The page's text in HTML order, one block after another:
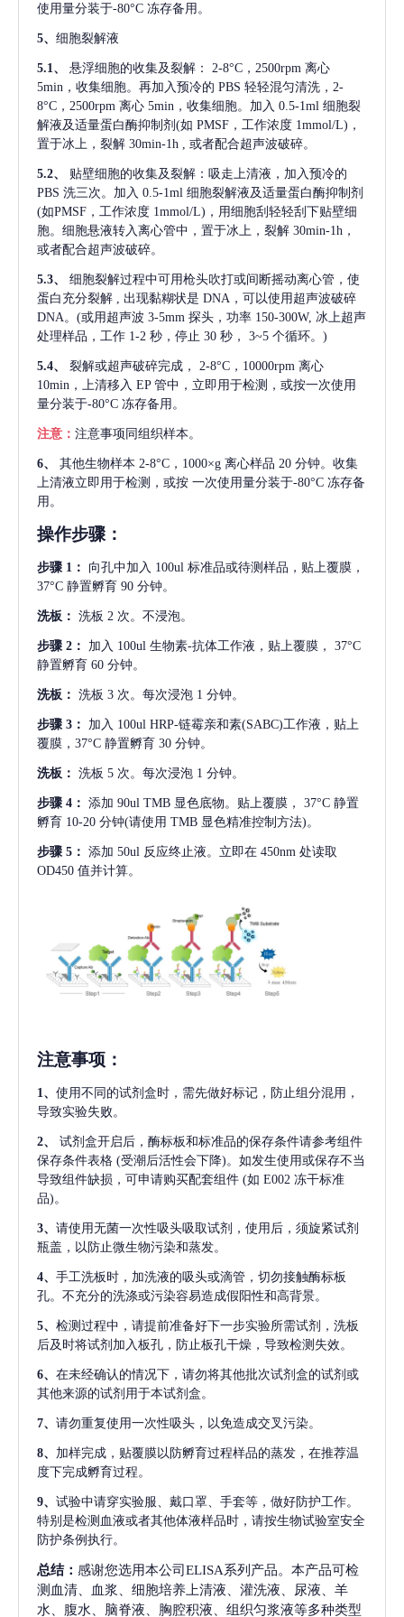
使用量分装于-80°C 冻存备用。
5、 细胞裂解液
5.1、 悬浮细胞的收集及裂解：
2-8°C，2500rpm 离心
5min，收集细胞。再加入预冷的 PBS 轻轻混匀清洗，2-
8°C，2500rpm 离心 5min，收集细胞。加入 0.5-1ml 细胞裂
解液及适量蛋白酶抑制剂(如 PMSF，工作浓度 1mmol/L)，
置于冰上，裂解 30min-1h , 或者配合超声波破碎。
5.2、
贴壁细胞的收集及裂解：吸走上清液，加入预冷的
PBS 洗三次。加入 0.5-1ml 细胞裂解液及适量蛋白酶抑制剂
(如PMSF，工作浓度 1mmol/L)，用细胞刮轻轻刮下贴壁细
胞。细胞悬液转入离心管中，置于冰上，裂解 30min-1h，
或者配合超声波破碎。
5.3、
细胞裂解过程中可用枪头吹打或间断摇动离心管，使
蛋白充分裂解
, 出现黏糊状是 DNA，可以使用超声波破碎
DNA。(或用超声波 3-5mm 探头，功率 150-300W, 冰上超声
处理样品，工作 1-2 秒，停止 30 秒， 3~5 个循环。)
5.4、 裂解或超声破碎完成，
2-8°C，10000rpm 离心
10min，上清移入 EP 管中，立即用于检测，或按一次使用
量分装于-80°C 冻存备用。
注意： 注意事项同组织样本。
6、 其他生物样本 2-8°C，1000×g 离心样品 20 分钟。收集
上清液立即用于检测，或按 一次使用量分装于-80°C 冻存备
用。
操作步骤：
步骤 1： 向孔中加入 100ul 标准品或待测样品，贴上覆膜，
37°C 静置孵育 90 分钟。
洗板： 洗板 2 次。不浸泡。
步骤 2： 加入 100ul 生物素-抗体工作液，贴上覆膜， 37°C
静置孵育 60 分钟。
洗板： 洗板 3 次。每次浸泡 1 分钟。
步骤 3： 加入 100ul HRP-链霉亲和素(SABC)工作液，贴上
覆膜，37°C 静置孵育 30 分钟。
洗板： 洗板 5 次。每次浸泡 1 分钟。
步骤 4： 添加 90ul TMB 显色底物。贴上覆膜， 37°C 静置
孵育 10-20 分钟(请使用 TMB 显色精准控制方法)。
步骤 5： 添加 50ul 反应终止液。立即在 450nm 处读取
OD450 值并计算。
注意事项 ：
1、 使用不同的试剂盒时，需先做好标记，防止组分混用，
导致实验失败。
2、
试剂盒开启后，酶标板和标准品的保存条件请参考组件
保存条件表格 (受潮后活性会下降)。如发生使用或保存不当
导致组件缺损，可申请购买配套组件 (如 E002 冻干标准
品)。
3、 请使用无菌一次性吸头吸取试剂，使用后，须旋紧试剂
瓶盖，以防止微生物污染和蒸发。
4、 手工洗板时，加洗液的吸头或滴管，切勿接触酶标板
孔。不充分的洗涤或污染容易造成假阳性和高背景。
5、 检测过程中，请提前准备好下一步实验所需试剂，洗板
后及时将试剂加入板孔，防止板孔干燥，导致检测失效。
6、 在未经确认的情况下，请勿将其他批次试剂盒的试剂或
其他来源的试剂用于本试剂盒。
7、 请勿重复使用一次性吸头，以免造成交叉污染。
8、 加样完成，贴覆膜以防孵育过程样品的蒸发，在推荐温
度下完成孵育过程。
9、 试验中请穿实验服、戴口罩、手套等，做好防护工作。
特别是检测血液或者其他体液样品时，请按生物试验室安全
防护条例执行。
总结： 感谢您选用本公司ELISA系列产品。本产品可检
测血清、血浆、细胞培养上清液、灌洗液、尿液、羊
水、腹水、脑脊液、胸腔积液、组织匀浆液等多种类型